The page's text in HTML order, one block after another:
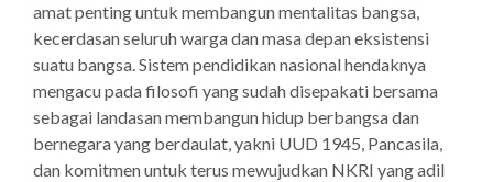
amat penting untuk membangun mentalitas bangsa,
kecerdasan seluruh warga dan masa depan eksistensi
suatu bangsa. Sistem pendidikan nasional hendaknya
mengacu pada filosofi yang sudah disepakati bersama
sebagai landasan membangun hidup berbangsa dan
bernegara yang berdaulat, yakni UUD 1945, Pancasila,
dan komitmen untuk terus mewujudkan NKRI yang adil